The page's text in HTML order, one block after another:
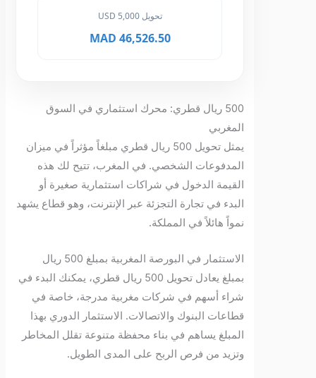
تحويل 5,000 USD
46,526.50 MAD
500 ريال قطري: محرك استثماري في السوق
المغربي
يمثل تحويل 500 ريال قطري مبلغاً مؤثراً في ميزان
المدفوعات الشخصي. في المغرب، تتيح لك هذه
القيمة الدخول في شراكات استثمارية صغيرة أو
البدء في تجارة التجزئة عبر الإنترنت، وهو قطاع يشهد
نمواً هائلاً في المملكة.
الاستثمار في البورصة المغربية بمبلغ 500 ريال
بمبلغ يعادل تحويل 500 ريال قطري، يمكنك البدء في
شراء أسهم في شركات مغربية مدرجة، خاصة في
قطاعات البنوك والاتصالات. الاستثمار الدوري بهذا
المبلغ يساهم في بناء محفظة متنوعة تقلل المخاطر
وتزيد من فرص الربح على المدى الطويل.